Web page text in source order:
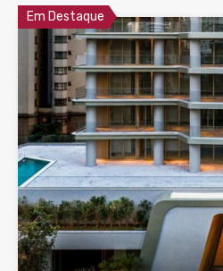
Em Destaque